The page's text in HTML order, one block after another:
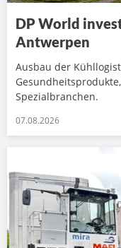
DP World
Antwerpen
Ausbau der
Spezialbranchen.
07.08.2026